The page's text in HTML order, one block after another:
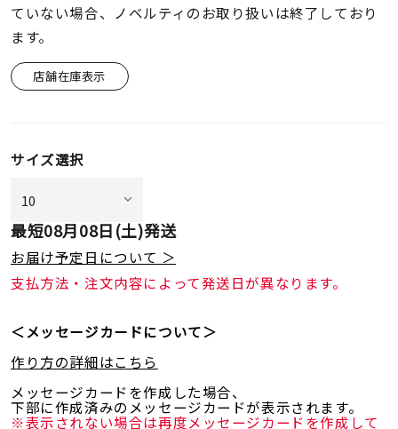
ていない場合、ノベルティのお取り扱いは終了しており
ます。
店舗在庫表示
サイズ選択
最短08月08日(土)発送
お届け予定日について ＞
支払方法・注文内容によって発送日が異なります。
＜メッセージカードについて＞
作り方の詳細はこちら
メッセージカードを作成した場合、
下部に作成済みのメッセージカードが表示されます。
※表示されない場合は再度メッセージカードを作成して